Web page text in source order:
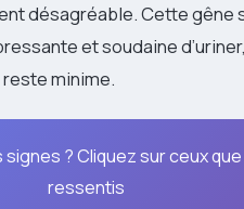
désagréable. Cette gêne
et soudaine
reste minime.
? Cliquez sur ceux
ressentis